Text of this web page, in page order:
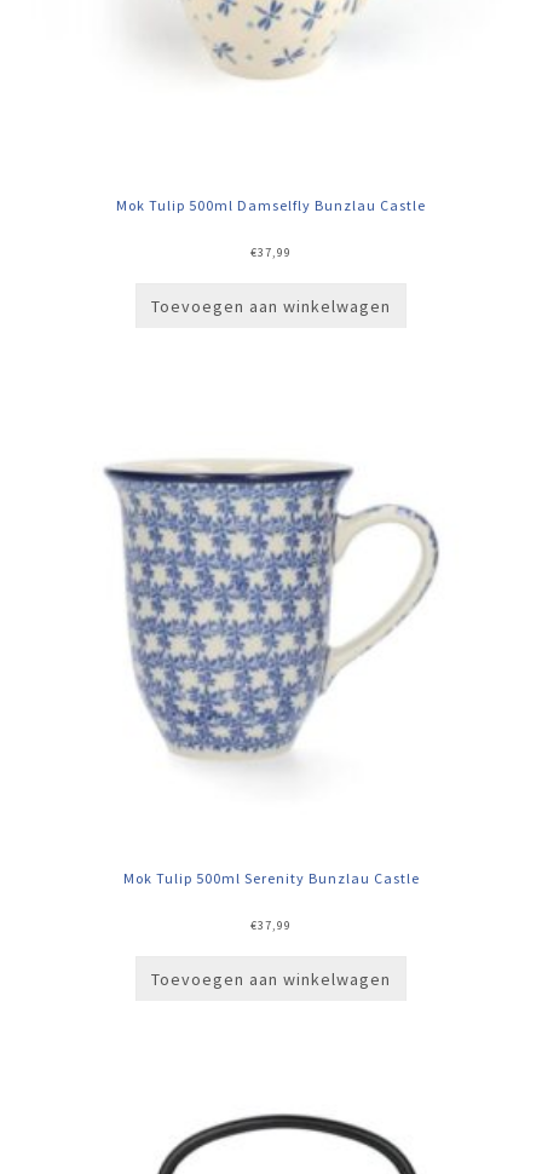
Mok Tulip 500ml Damselfly Bunzlau Castle
€37,99
Toevoegen aan winkelwagen
Mok Tulip 500ml Serenity Bunzlau Castle
€37,99
Toevoegen aan winkelwagen